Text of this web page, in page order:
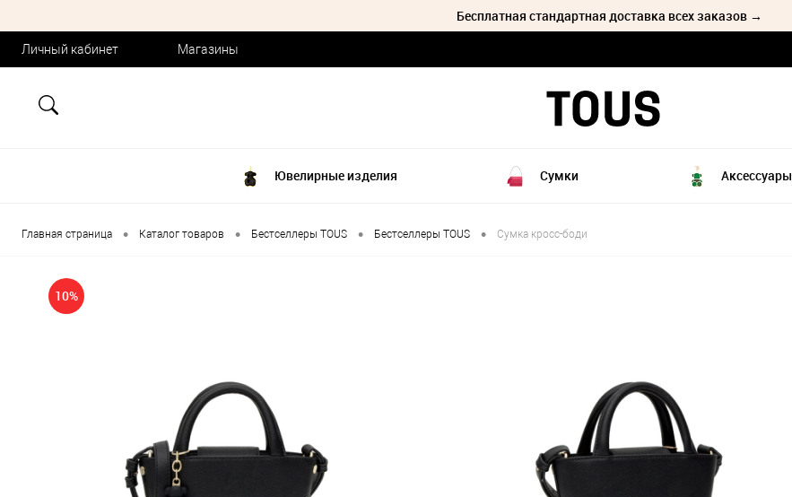
Бесплатная стандартная доставка всех заказов →
Личный кабинет Магазины
Ювелирные изделия Сумки Аксессуары
Главная страница • Каталог товаров • Бестселлеры TOUS • Бестселлеры TOUS • Сумка кросс-боди
10%